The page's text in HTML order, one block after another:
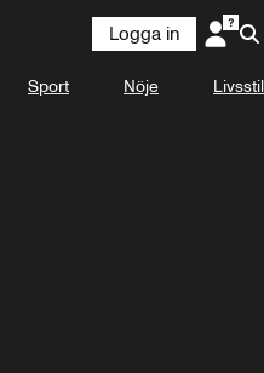
Logga in
Sport Nöje Livsstil